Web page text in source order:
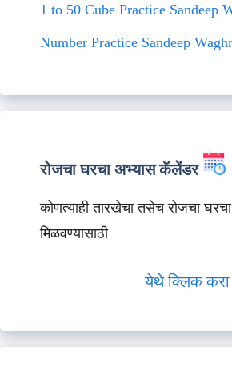
1 to 50 Cube Practice Sandeep
Number Practice Sandeep
रोजचा घरचा अभ्यास कॅलेंडर
कोणत्याही तारखेचा तसेच रोजचा
मिळवण्यासाठी
येथे क्लिक करा